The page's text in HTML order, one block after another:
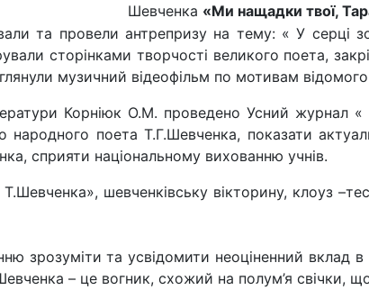
Шевченка «Ми нащадки твої,
та провели антрепризу на тему: « У серці
сторінками творчості великого поета,
музичний відеофільм по мотивам
Корніюк О.М. проведено Усний журнал
поета Т.Г.Шевченка, показати
сприяти національному вихованню учнів.
шевченківську вікторину, клоуз
та усвідомити неоціненний вклад в
– це вогник, схожий на полум’я свічки,